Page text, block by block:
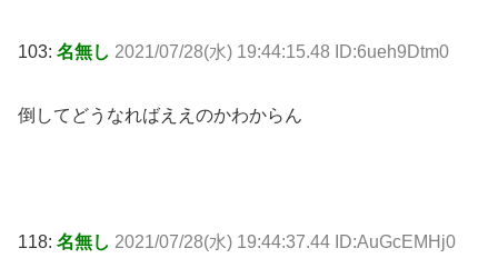
103: 名無し 2021/07/28(水) 19:44:15.48 ID:6ueh9Dtm0
倒してどうなればええのかわからん
118: 名無し 2021/07/28(水) 19:44:37.44 ID:AuGcEMHj0